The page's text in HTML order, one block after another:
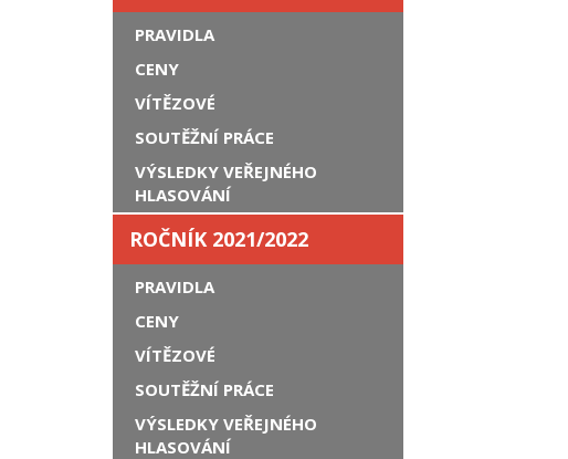
PRAVIDLA
CENY
VÍTĚZOVÉ
SOUTĚŽNÍ PRÁCE
VÝSLEDKY VEŘEJNÉHO
HLASOVÁNÍ
ROČNÍK 2021/2022
PRAVIDLA
CENY
VÍTĚZOVÉ
SOUTĚŽNÍ PRÁCE
VÝSLEDKY VEŘEJNÉHO
HLASOVÁNÍ